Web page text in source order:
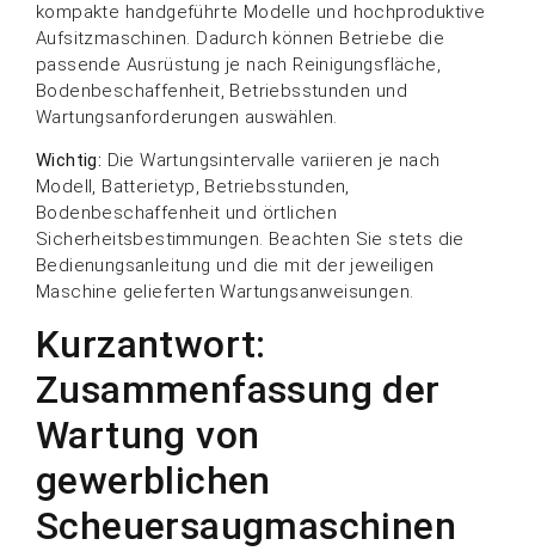
kompakte handgeführte Modelle und hochproduktive
Aufsitzmaschinen. Dadurch können Betriebe die
passende Ausrüstung je nach Reinigungsfläche,
Bodenbeschaffenheit, Betriebsstunden und
Wartungsanforderungen auswählen.
Wichtig: Die Wartungsintervalle variieren je nach
Modell, Batterietyp, Betriebsstunden,
Bodenbeschaffenheit und örtlichen
Sicherheitsbestimmungen. Beachten Sie stets die
Bedienungsanleitung und die mit der jeweiligen
Maschine gelieferten Wartungsanweisungen.
Kurzantwort:
Zusammenfassung der
Wartung von
gewerblichen
Scheuersaugmaschinen